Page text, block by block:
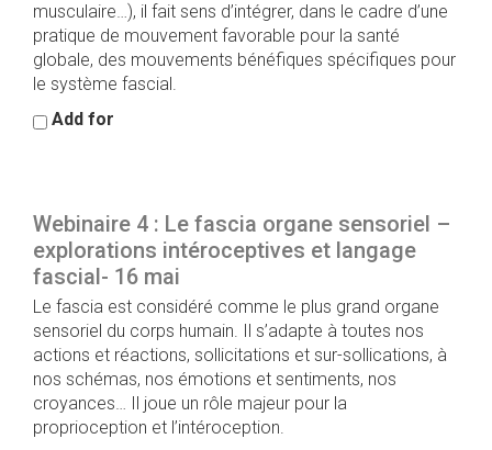
musculaire…), il fait sens d’intégrer, dans le cadre d’une
pratique de mouvement favorable pour la santé
globale, des mouvements bénéfiques spécifiques pour
le système fascial.
Add for
Webinaire 4 : Le fascia organe sensoriel –
explorations intéroceptives et langage
fascial- 16 mai
Le fascia est considéré comme le plus grand organe
sensoriel du corps humain. Il s’adapte à toutes nos
actions et réactions, sollicitations et sur-sollications, à
nos schémas, nos émotions et sentiments, nos
croyances… Il joue un rôle majeur pour la
proprioception et l’intéroception.